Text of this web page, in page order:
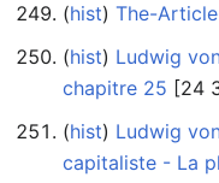
(hist) ‎ The-
(hist) ‎ Ludwig
chapitre 25 ‎[24
(hist) ‎ Ludwig
capitaliste - La